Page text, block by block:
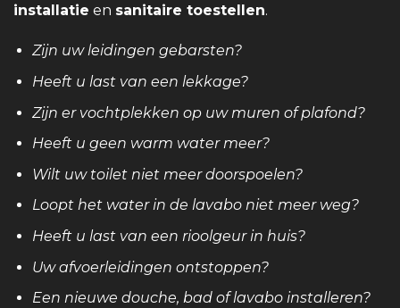
installatie en sanitaire toestellen.
Zijn uw leidingen gebarsten?
Heeft u last van een lekkage?
Zijn er vochtplekken op uw muren of plafond?
Heeft u geen warm water meer?
Wilt uw toilet niet meer doorspoelen?
Loopt het water in de lavabo niet meer weg?
Heeft u last van een rioolgeur in huis?
Uw afvoerleidingen ontstoppen?
Een nieuwe douche, bad of lavabo installeren?